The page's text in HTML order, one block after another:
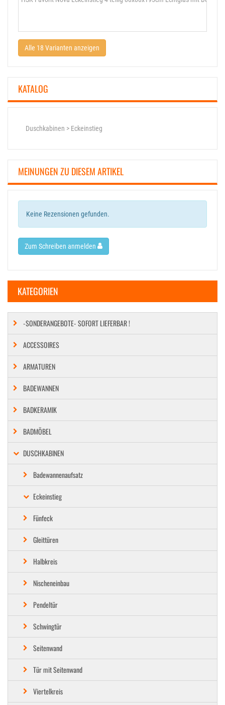
Alle 18 Varianten anzeigen
KATALOG
Duschkabinen > Eckeinstieg
MEINUNGEN ZU DIESEM ARTIKEL
Keine Rezensionen gefunden.
Zum Schreiben anmelden
KATEGORIEN
-SONDERANGEBOTE- SOFORT LIEFERBAR !
ACCESSOIRES
ARMATUREN
BADEWANNEN
BADKERAMIK
BADMÖBEL
DUSCHKABINEN
Badewannenaufsatz
Eckeinstieg
Fünfeck
Gleittüren
Halbkreis
Nischeneinbau
Pendeltür
Schwingtür
Seitenwand
Tür mit Seitenwand
Viertelkreis